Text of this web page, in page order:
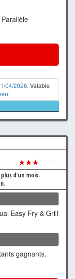
04/2026. Valable
★★★
plus d'un mois.
Easy Fry & Grill
gagnants.